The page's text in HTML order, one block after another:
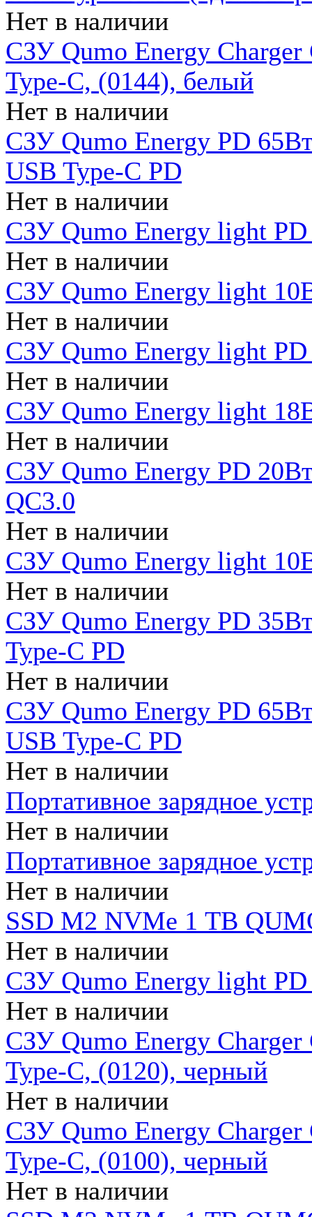
Нет в наличии
СЗУ Qumo Energy
Type-C, (0144), белый
Нет в наличии
СЗУ Qumo Energy PD
USB Type-C PD
Нет в наличии
СЗУ Qumo Energy light
Нет в наличии
СЗУ Qumo Energy light
Нет в наличии
СЗУ Qumo Energy light
Нет в наличии
СЗУ Qumo Energy light
Нет в наличии
СЗУ Qumo Energy PD
QC3.0
Нет в наличии
СЗУ Qumo Energy light
Нет в наличии
СЗУ Qumo Energy PD
Type-C PD
Нет в наличии
СЗУ Qumo Energy PD
USB Type-C PD
Нет в наличии
Портативное зарядное
Нет в наличии
Портативное зарядное
Нет в наличии
SSD M2 NVMe 1 ТB
Нет в наличии
СЗУ Qumo Energy light PD
Нет в наличии
СЗУ Qumo Energy
Type-C, (0120), черный
Нет в наличии
СЗУ Qumo Energy
Type-C, (0100), черный
Нет в наличии